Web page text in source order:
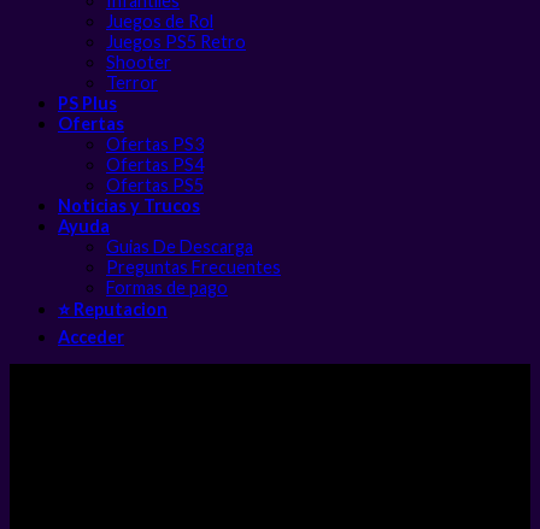
Juegos de Rol
Juegos PS5 Retro
Shooter
Terror
PS Plus
Ofertas
Ofertas PS3
Ofertas PS4
Ofertas PS5
Noticias y Trucos
Ayuda
Guias De Descarga
Preguntas Frecuentes
Formas de pago
⭐ Reputacion
Acceder